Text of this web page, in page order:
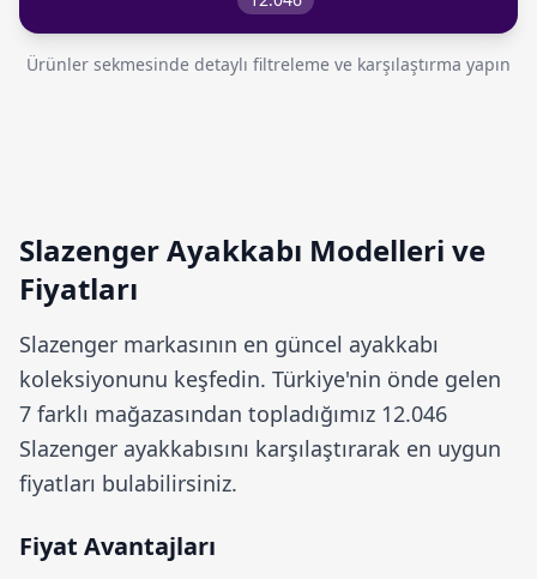
Ürünler sekmesinde detaylı filtreleme ve karşılaştırma yapın
Slazenger Ayakkabı Modelleri ve
Fiyatları
Slazenger markasının en güncel ayakkabı
koleksiyonunu keşfedin. Türkiye'nin önde gelen
7 farklı mağazasından topladığımız 12.046
Slazenger ayakkabısını karşılaştırarak en uygun
fiyatları bulabilirsiniz.
Fiyat Avantajları